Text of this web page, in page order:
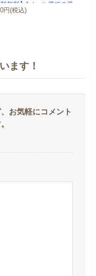
料無料】*メール便での発
円(税込)
ます！